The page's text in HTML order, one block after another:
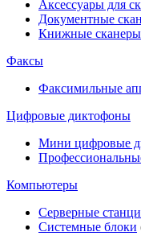
Аксессуары для
Документные
Книжные сканеры
Факсы
Факсимильные
Цифровые диктофоны
Мини цифровые
Компьютеры
Серверные
Системные блоки